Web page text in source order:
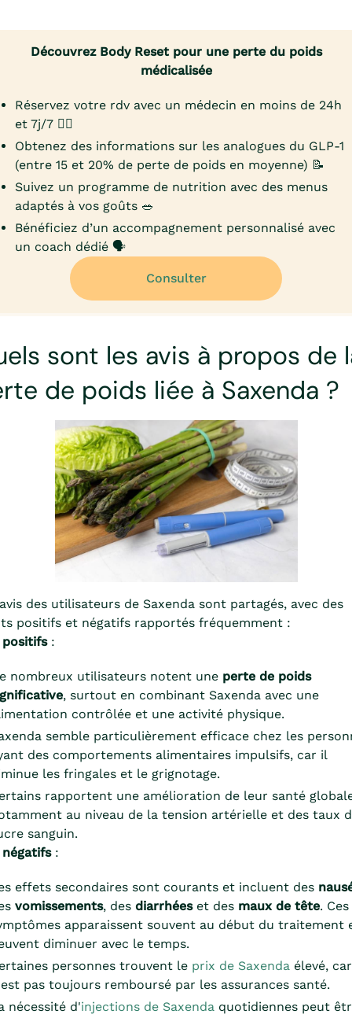
Découvrez Body Reset pour une perte du poids
médicalisée
Réservez votre rdv avec un médecin en moins de 24h
et 7j/7 👨‍⚕️
Obtenez des informations sur les analogues du GLP-1
(entre 15 et 20% de perte de poids en moyenne) 📝
Suivez un programme de nutrition avec des menus
adaptés à vos goûts 🥗
Bénéficiez d’un accompagnement personnalisé avec
un coach dédié 🗣️
Consulter
sont les avis à propos de
de poids liée à Saxenda ?
des utilisateurs de Saxenda sont partagés, avec des
positifs et négatifs rapportés fréquemment :
positifs:
nombreux utilisateurs notent une perte de poids
, surtout en combinant Saxenda avec une
contrôlée et une activité physique.
semble particulièrement efficace chez les
des comportements alimentaires impulsifs, car il
les fringales et le grignotage.
rapportent une amélioration de leur santé
au niveau de la tension artérielle et des taux
sanguin.
négatifs:
effets secondaires sont courants et incluent des
vomissements, des diarrhéeset des maux de tête. Ces
apparaissent souvent au début du traitement
diminuer avec le temps.
personnes trouvent le prix de Saxendaélevé,
pas toujours remboursé par les assurances santé.
nécessité d'injections de Saxendaquotidiennes peut